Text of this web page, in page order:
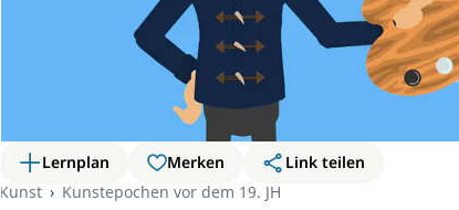
Lernplan Merken
Link teilen
Kunst
Kunstepochen vor dem 19. JH